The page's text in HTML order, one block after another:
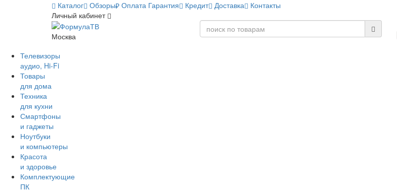
Каталог Обзоры Оплата Гарантия Кредит Доставка
Контакты
Личный кабинет
Москва
Телевизоры
аудио, Hi-Fi
Товары
для дома
Техника
для кухни
Смартфоны
и гаджеты
Ноутбуки
и компьютеры
Красота
и здоровье
Комплектующие
ПК